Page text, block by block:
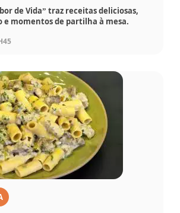
de Vida” traz receitas deliciosas,
e momentos de partilha à mesa.